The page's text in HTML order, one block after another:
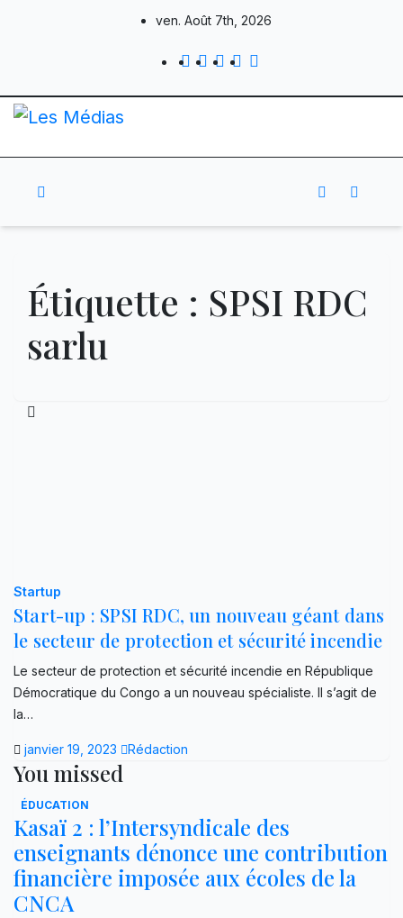
ven. Août 7th, 2026
Étiquette : SPSI RDC
sarlu
Startup
Start-up : SPSI RDC, un nouveau géant dans
le secteur de protection et sécurité incendie
Le secteur de protection et sécurité incendie en République
Démocratique du Congo a un nouveau spécialiste. Il s’agit de
la…
janvier 19, 2023 Rédaction
You missed
ÉDUCATION
Kasaï 2 : l’Intersyndicale des
enseignants dénonce une contribution
financière imposée aux écoles de la
CNCA